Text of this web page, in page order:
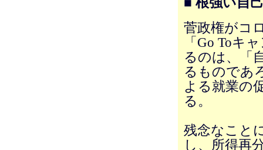
菅政権がコ
「Go Toキ
るのは、「
るものであ
よる就業の
る。
残念なこと
し、所得再